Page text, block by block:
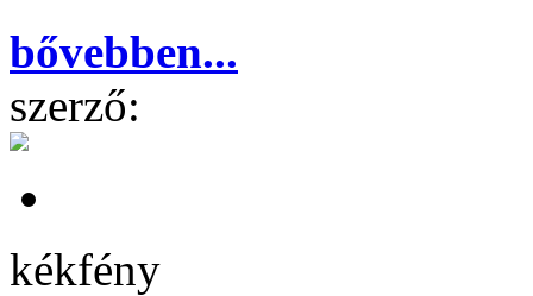
bővebben...
szerző:
kékfény